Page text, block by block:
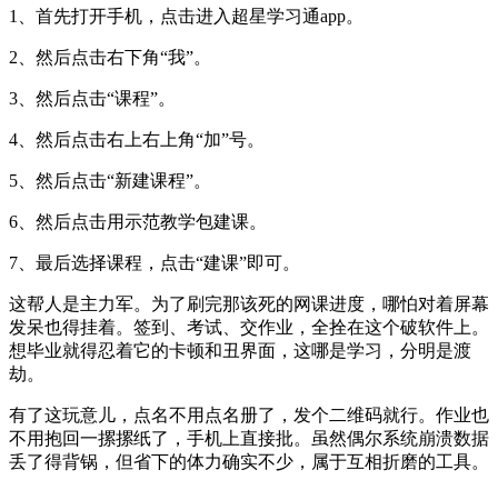
1、首先打开手机，点击进入超星学习通app。
2、然后点击右下角“我”。
3、然后点击“课程”。
4、然后点击右上右上角“加”号。
5、然后点击“新建课程”。
6、然后点击用示范教学包建课。
7、最后选择课程，点击“建课”即可。
这帮人是主力军。为了刷完那该死的网课进度，哪怕对着屏幕
发呆也得挂着。签到、考试、交作业，全拴在这个破软件上。
想毕业就得忍着它的卡顿和丑界面，这哪是学习，分明是渡
劫。
有了这玩意儿，点名不用点名册了，发个二维码就行。作业也
不用抱回一摞摞纸了，手机上直接批。虽然偶尔系统崩溃数据
丢了得背锅，但省下的体力确实不少，属于互相折磨的工具。